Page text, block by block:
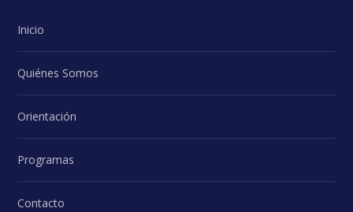
Inicio
Quiénes Somos
Orientación
Programas
Contacto